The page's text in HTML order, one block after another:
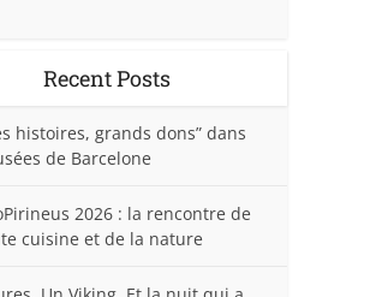
Recent Posts
histoires, grands dons” dans
de Barcelone
2026 : la rencontre de
cuisine et de la nature